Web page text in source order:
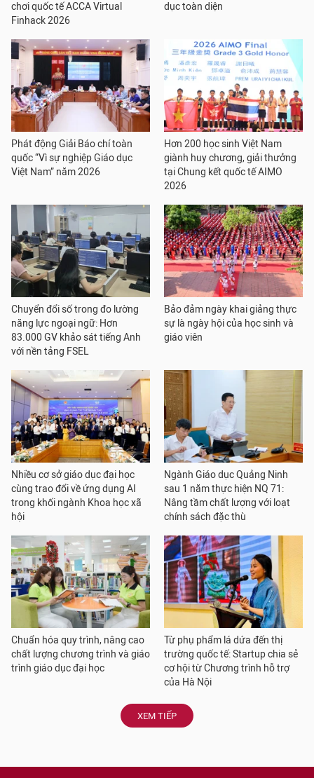
chơi quốc tế ACCA Virtual
Finhack 2026
dục toàn diện
Phát động Giải Báo chí toàn
quốc “Vì sự nghiệp Giáo dục
Việt Nam” năm 2026
Hơn 200 học sinh Việt Nam
giành huy chương, giải thưởng
tại Chung kết quốc tế AIMO
2026
Chuyển đổi số trong đo lường
năng lực ngoại ngữ: Hơn
83.000 GV khảo sát tiếng Anh
với nền tảng FSEL
Bảo đảm ngày khai giảng thực
sự là ngày hội của học sinh và
giáo viên
Nhiều cơ sở giáo dục đại học
cùng trao đổi về ứng dụng AI
trong khối ngành Khoa học xã
hội
Ngành Giáo dục Quảng Ninh
sau 1 năm thực hiện NQ 71:
Nâng tầm chất lượng với loạt
chính sách đặc thù
Chuẩn hóa quy trình, nâng cao
chất lượng chương trình và giáo
trình giáo dục đại học
Từ phụ phẩm lá dứa đến thị
trường quốc tế: Startup chia sẻ
cơ hội từ Chương trình hỗ trợ
của Hà Nội
XEM TIẾP